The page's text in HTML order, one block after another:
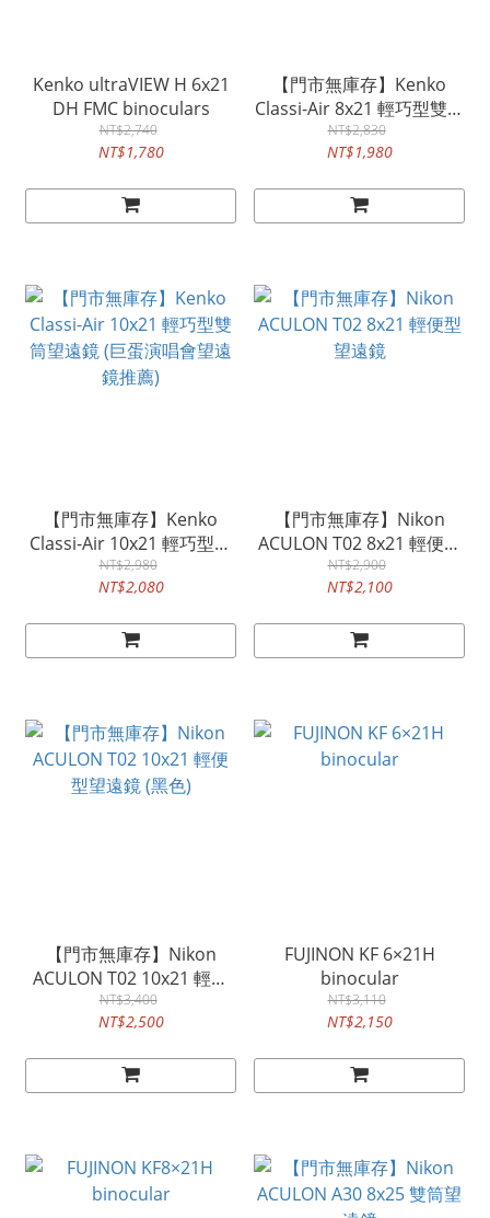
Kenko ultraVIEW H 6x21
DH FMC binoculars
NT$2,740
NT$1,780
【門市無庫存】Kenko
Classi-Air 8x21 輕巧型雙筒
望遠鏡 (巨蛋演唱會望遠鏡
推薦)
NT$2,830
NT$1,980
【門市無庫存】Kenko
Classi-Air 10x21 輕巧型雙
筒望遠鏡 (巨蛋演唱會望遠
鏡推薦)
NT$2,980
NT$2,080
【門市無庫存】Nikon
ACULON T02 8x21 輕便型
望遠鏡
NT$2,900
NT$2,100
【門市無庫存】Nikon
ACULON T02 10x21 輕便
型望遠鏡 (黑色)
NT$3,400
NT$2,500
FUJINON KF 6×21H
binocular
NT$3,110
NT$2,150